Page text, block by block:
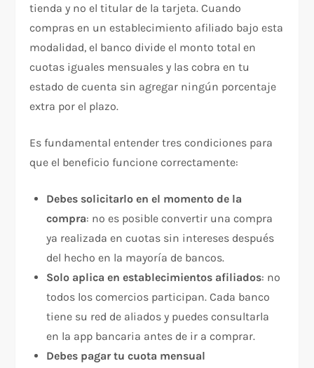
tienda y no el titular de la tarjeta. Cuando
compras en un establecimiento afiliado bajo esta
modalidad, el banco divide el monto total en
cuotas iguales mensuales y las cobra en tu
estado de cuenta sin agregar ningún porcentaje
extra por el plazo.
Es fundamental entender tres condiciones para
que el beneficio funcione correctamente:
Debes solicitarlo en el momento de la
compra: no es posible convertir una compra
ya realizada en cuotas sin intereses después
del hecho en la mayoría de bancos.
Solo aplica en establecimientos afiliados: no
todos los comercios participan. Cada banco
tiene su red de aliados y puedes consultarla
en la app bancaria antes de ir a comprar.
Debes pagar tu cuota mensual